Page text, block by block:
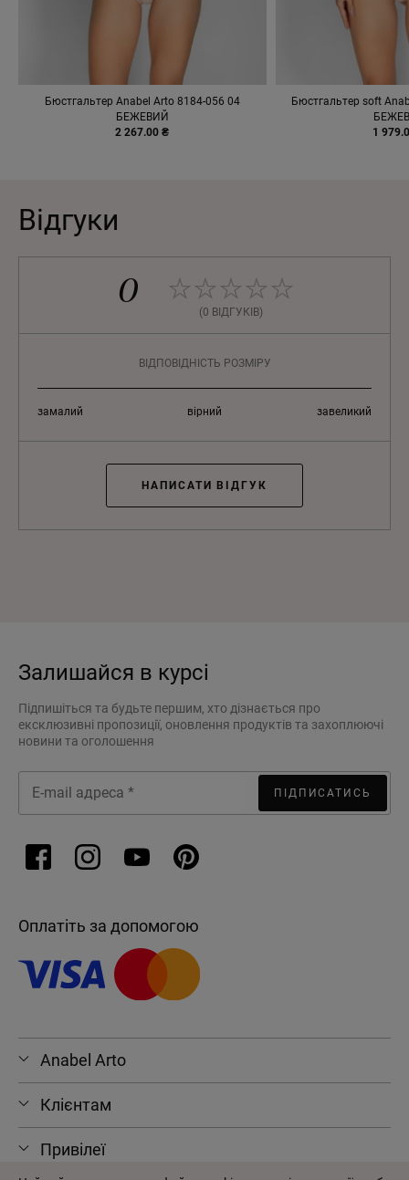
Бюстгальтер Anabel Arto 8184-056 04
БЕЖЕВИЙ
2 267.00 ₴
Бюстгальтер soft
1
Відгуки
0
(0 ВІДГУКІВ)
ВІДПОВІДНІСТЬ РОЗМІРУ
замалий вірний завеликий
НАПИСАТИ ВІДГУК
Залишайся в курсі
Підпишіться та будьте першим, хто дізнається про
ексклюзивні пропозиції, оновлення продуктів та захоплюючі
новини та оголошення
ПІДПИСАТИСЬ
Оплатіть за допомогою
Anabel Arto
Клієнтам
Привілеї